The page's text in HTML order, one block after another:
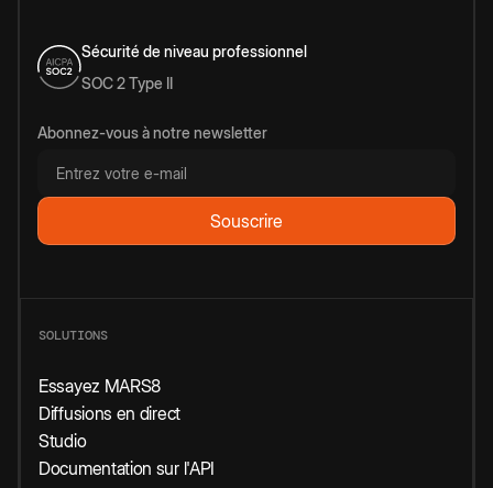
Sécurité de niveau professionnel
SOC 2 Type II
Abonnez-vous à notre newsletter
SOLUTIONS
Essayez MARS8
Diffusions en direct
Studio
Documentation sur l'API